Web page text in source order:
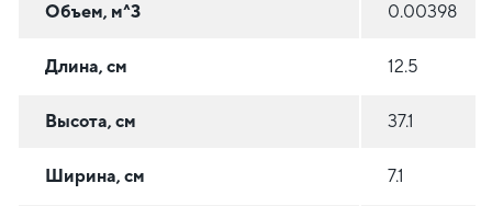
Объем, м^3 0.00398
Длина, см 12.5
Высота, см 37.1
Ширина, см 7.1